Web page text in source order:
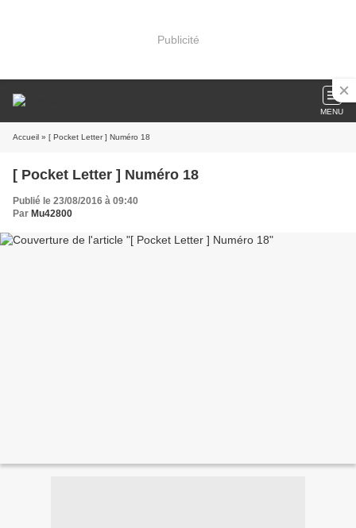
Publicité
MENU
Accueil » [ Pocket Letter ] Numéro 18
[ Pocket Letter ] Numéro 18
Publié le 23/08/2016 à 09:40
Par Mu42800